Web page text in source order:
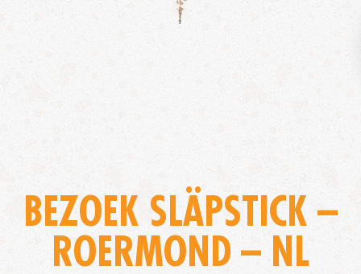
BEZOEK SLÄPSTICK –
ROERMOND – NL